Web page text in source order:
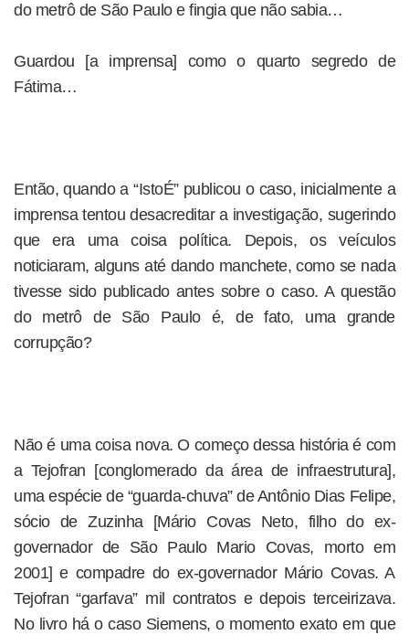
do metrô de São Paulo e fingia que não sabia…
Guardou [a imprensa] como o quarto segredo de
Fátima…
Então, quando a “IstoÉ” publicou o caso, inicialmente a
imprensa tentou desacreditar a investigação, sugerindo
que era uma coisa política. Depois, os veículos
noticiaram, alguns até dando manchete, como se nada
tivesse sido publicado antes sobre o caso. A questão
do metrô de São Paulo é, de fato, uma grande
corrupção?
Não é uma coisa nova. O começo dessa história é com
a Tejofran [conglomerado da área de infraestrutura],
uma espécie de “guarda-chuva” de Antônio Dias Felipe,
sócio de Zuzinha [Mário Covas Neto, filho do ex-
governador de São Paulo Mario Covas, morto em
2001] e compadre do ex-governador Mário Covas. A
Tejofran “garfava” mil contratos e depois terceirizava.
No livro há o caso Siemens, o momento exato em que